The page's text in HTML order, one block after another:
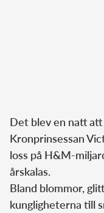
Det blev en natt att
Kronprinsessan
loss på H&M-
årskalas.
Bland blommor,
kungligheterna till